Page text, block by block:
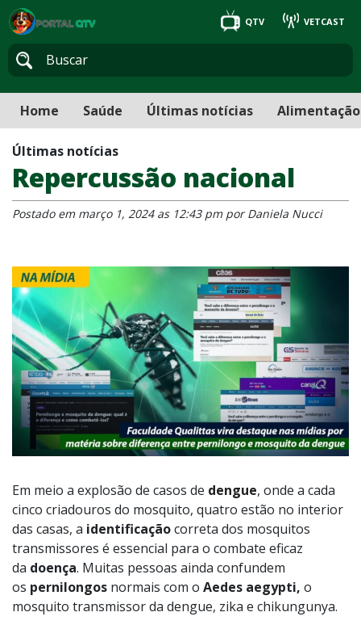
QTV VETCAST
Home Saúde Últimas notícias Alimentação
Últimas notícias
Repercussão nacional
Postado em março 1, 2024 as 12:43 pm por Daniela Nucci
Em meio a explosão de casos de dengue, onde a cada
cinco criadouros do mosquito, quatro estão no interior
das casas, a identificaçãocorreta dos mosquitos
transmissores é essencial para o combate eficaz
da doença. Muitas pessoas ainda confundem
os pernilongos normais com o Aedes aegypti, o
mosquito transmissor da dengue, zika e chikungunya.